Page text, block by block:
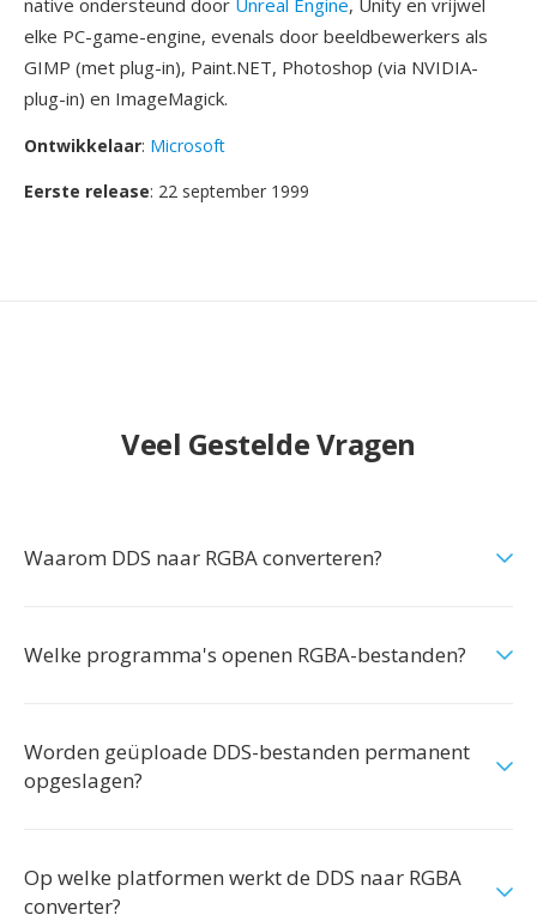
native ondersteund door Unreal Engine, Unity en vrijwel
elke PC-game-engine, evenals door beeldbewerkers als
GIMP (met plug-in), Paint.NET, Photoshop (via NVIDIA-
plug-in) en ImageMagick.
Ontwikkelaar: Microsoft
Eerste release: 22 september 1999
Veel Gestelde Vragen
Waarom DDS naar RGBA converteren?
Welke programma's openen RGBA-bestanden?
Worden geüploade DDS-bestanden permanent
opgeslagen?
Op welke platformen werkt de DDS naar RGBA
converter?